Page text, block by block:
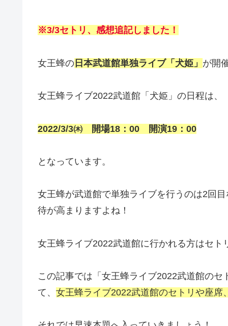
※3/3セトリ、感想追記しました！
女王蜂の 日本武道館単独ライブ「犬姫」 が開
女王蜂ライブ2022武道館「犬姫」の日程は、
2022/3/3㈭ 開場18：00 開演19：00
となっています。
女王蜂が武道館で単独ライブを行うのは2回
待が高まりますよね！
女王蜂ライブ2022武道館に行かれる方はセト
この記事では「女王蜂ライブ2022武道館の
て、 女王蜂ライブ2022武道館のセトリや座席